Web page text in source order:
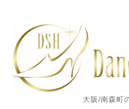
大阪/南森町